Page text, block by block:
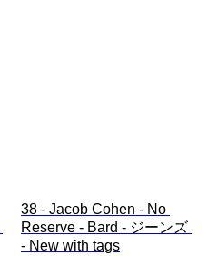
38 - Jacob Cohen - No
Reserve - Bard - ジーンズ
- New with tags